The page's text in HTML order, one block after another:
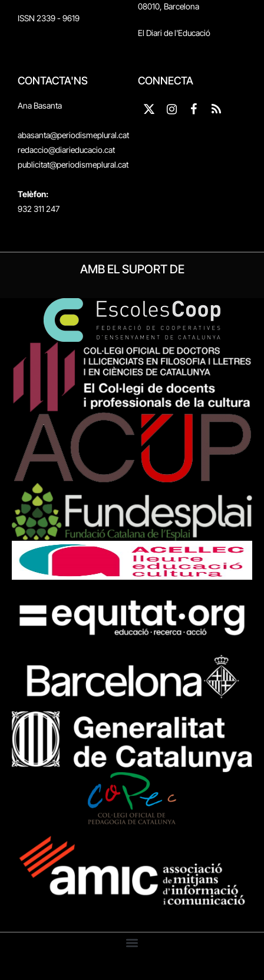
ISSN 2339 - 9619
08010, Barcelona
El Diari de l'Educació
CONTACTA'NS
Ana Basanta
abasanta@periodismeplural.cat
redaccio@diarieducacio.cat
publicitat@periodismeplural.cat
Telèfon:
932 311 247
CONNECTA
X
Instagram
Facebook
RSS
AMB EL SUPORT DE